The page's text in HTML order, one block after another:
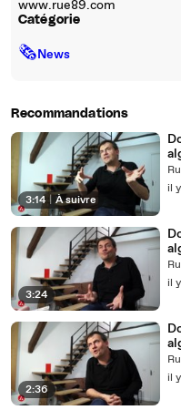
www.rue89.com
Catégorie
🗞News
Recommandations
3:14 À suivre
il
3:24
il
2:36
il